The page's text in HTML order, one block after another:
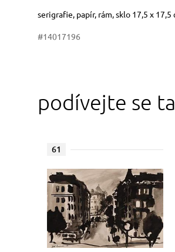
Rozměry
Stručný popis předmětu
serigrafie, papír, rám, sklo 17,5 x 17,5
#14017196
podívejte se
61